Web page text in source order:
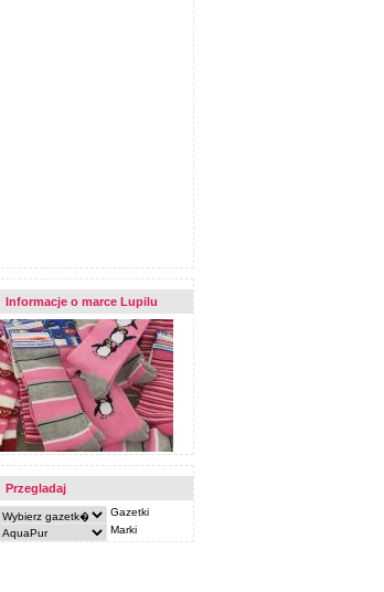
Informacje o marce Lupilu
Przegladaj
Gazetki
Marki